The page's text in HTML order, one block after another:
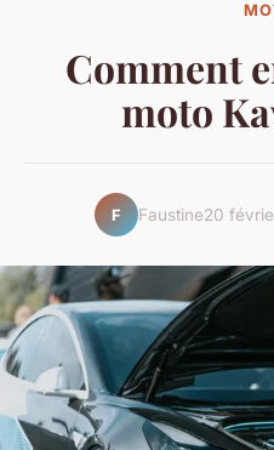
Comment
moto
F Faustine20